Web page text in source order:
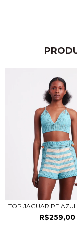
TOP JAGUARIPE
R$259,00